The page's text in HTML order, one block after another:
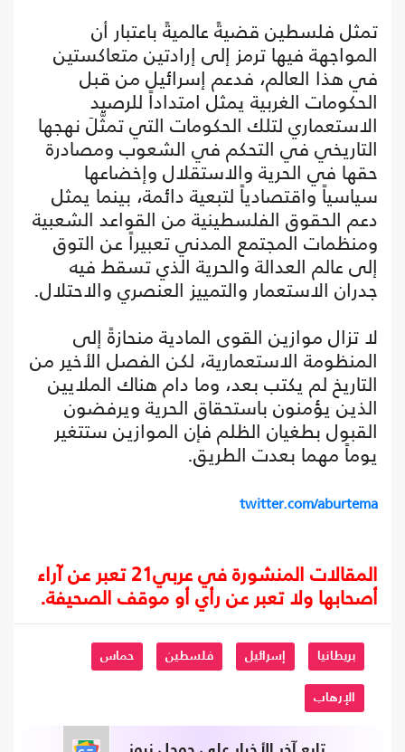
تمثل فلسطين قضيةً عالميةً باعتبار أن
المواجهة فيها ترمز إلى إرادتين متعاكستين
في هذا العالم، فدعم إسرائيل من قبل
الحكومات الغربية يمثل امتداداً للرصيد
الاستعماري لتلك الحكومات التي تمثَّلَ نهجها
التاريخي في التحكم في الشعوب ومصادرة
حقها في الحرية والاستقلال وإخضاعها
سياسياً واقتصادياً لتبعية دائمة، بينما يمثل
دعم الحقوق الفلسطينية من القواعد الشعبية
ومنظمات المجتمع المدني تعبيراً عن التوق
إلى عالم العدالة والحرية الذي تسقط فيه
جدران الاستعمار والتمييز العنصري والاحتلال.
لا تزال موازين القوى المادية منحازةً إلى
المنظومة الاستعمارية، لكن الفصل الأخير من
التاريخ لم يكتب بعد، وما دام هناك الملايين
الذين يؤمنون باستحقاق الحرية ويرفضون
القبول بطغيان الظلم فإن الموازين ستتغير
يوماً مهما بعدت الطريق.
twitter.com/aburtema
المقالات المنشورة في عربي21 تعبر عن آراء
أصحابها ولا تعبر عن رأي أو موقف الصحيفة.
بريطانيا إسرائيل فلسطين حماس
الإرهاب